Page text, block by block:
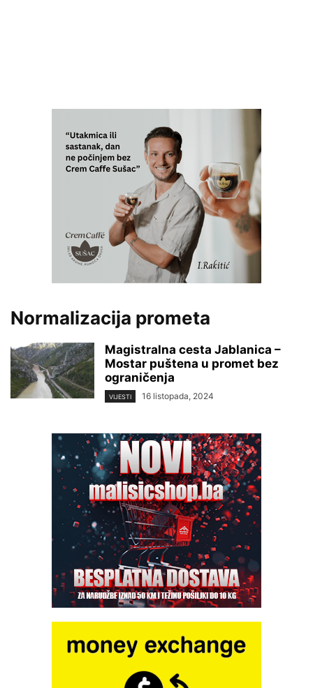
Normalizacija prometa
Magistralna cesta Jablanica –
Mostar puštena u promet bez
ograničenja
VIJESTI 16 listopada, 2024